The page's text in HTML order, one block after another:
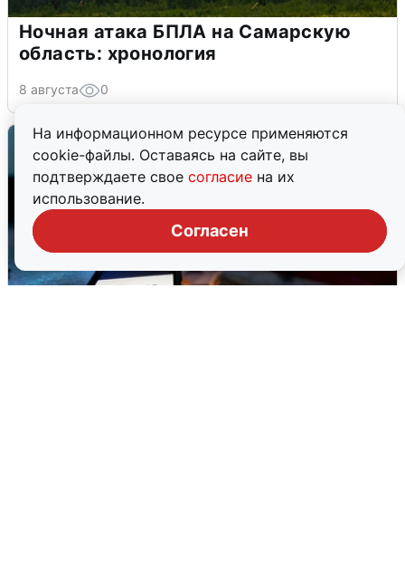
На информационном ресурсе применяются
cookie-файлы. Оставаясь на сайте, вы
подтверждаете свое согласие на их
использование.
Согласен
Ночная атака БПЛА на Самарскую
область: хронология
8 августа 0